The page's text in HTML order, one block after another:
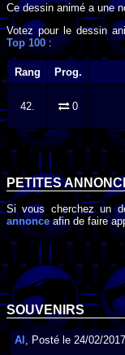
Ce dessin animé a une
Votez pour le dessin
Top 100:
Rang Prog.
42. 0
PETITES
Si vous cherchez un
annonceafin de faire
SOUVENIRS
Al , Posté le 24/02/